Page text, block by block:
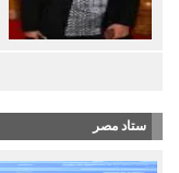
ستاد مصر